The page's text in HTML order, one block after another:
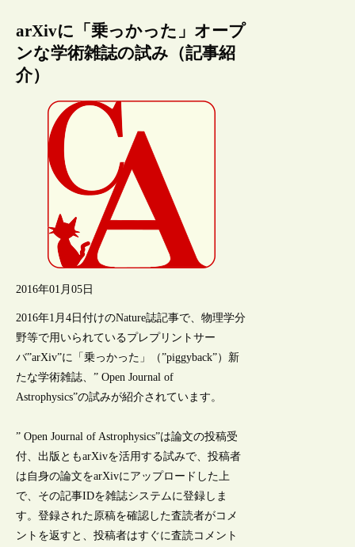
arXivに「乗っかった」オープ
ンな学術雑誌の試み（記事紹
介）
2016年01月05日
2016年1月4日付けのNature誌記事で、物理学分
野等で用いられているプレプリントサー
バ”arXiv”に「乗っかった」（”piggyback”）新
たな学術雑誌、” Open Journal of
Astrophysics”の試みが紹介されています。
” Open Journal of Astrophysics”は論文の投稿受
付、出版ともarXivを活用する試みで、投稿者
は自身の論文をarXivにアップロードした上
で、その記事IDを雑誌システムに登録しま
す。登録された原稿を確認した査読者がコメ
ントを返すと、投稿者はすぐに査読コメント